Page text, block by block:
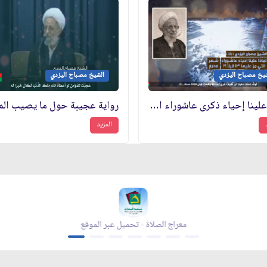
مصباح اليزدي
لماذا علينا إحياء ذكرى عاشوراء التي مرّ عليها 13 قرناً ؟!
الشيخ مصباح اليزدي
رواية عجيبة حول ما يصيب
المزيد
معراج الصلاة - تحميل عبر الموقع